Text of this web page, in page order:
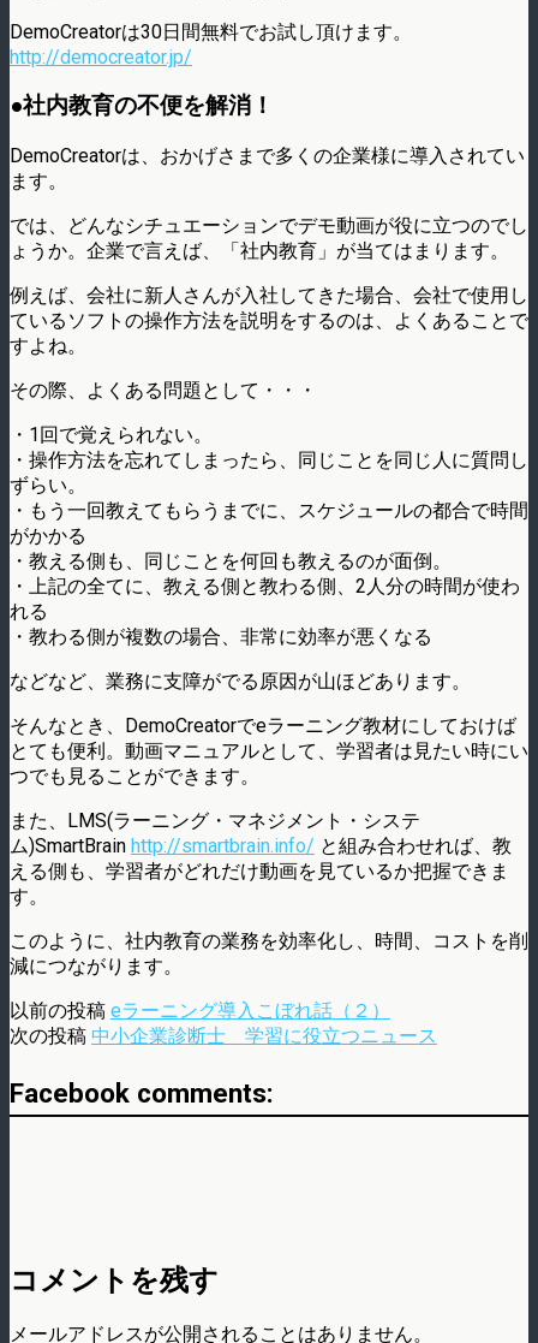
DemoCreatorは30日間無料でお試し頂けます。
http://democreator.jp/
●社内教育の不便を解消！
DemoCreatorは、おかげさまで多くの企業様に導入されてい
ます。
では、どんなシチュエーションでデモ動画が役に立つのでし
ょうか。企業で言えば、「社内教育」が当てはまります。
例えば、会社に新人さんが入社してきた場合、会社で使用し
ているソフトの操作方法を説明をするのは、よくあることで
すよね。
その際、よくある問題として・・・
・1回で覚えられない。
・操作方法を忘れてしまったら、同じことを同じ人に質問し
ずらい。
・もう一回教えてもらうまでに、スケジュールの都合で時間
がかかる
・教える側も、同じことを何回も教えるのが面倒。
・上記の全てに、教える側と教わる側、2人分の時間が使わ
れる
・教わる側が複数の場合、非常に効率が悪くなる
などなど、業務に支障がでる原因が山ほどあります。
そんなとき、DemoCreatorでeラーニング教材にしておけば
とても便利。動画マニュアルとして、学習者は見たい時にい
つでも見ることができます。
また、LMS(ラーニング・マネジメント・システ
ム)SmartBrain http://smartbrain.info/ と組み合わせれば、教
える側も、学習者がどれだけ動画を見ているか把握できま
す。
このように、社内教育の業務を効率化し、時間、コストを削
減につながります。
以前の投稿 eラーニング導入こぼれ話（２）
次の投稿 中小企業診断士 学習に役立つニュース
Facebook comments:
コメントを残す
メールアドレスが公開されることはありません。